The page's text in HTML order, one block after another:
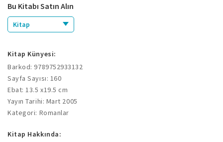
Bu Kitabı Satın Alın
Kitap
Kitap Künyesi:
Barkod: 9789752933132
Sayfa Sayısı: 160
Ebat: 13.5 x19.5 cm
Yayın Tarihi: Mart 2005
Kategori: Romanlar
Kitap Hakkında: